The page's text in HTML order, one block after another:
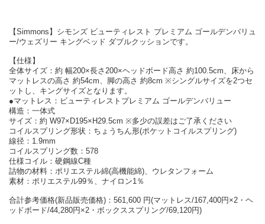
【Simmons】シモンズ ビューティレスト プレミアム ゴールデンバリュ
ー/ウェズリー キングベッド ダブルクッションです。
【仕様】
全体サイズ：約 幅200×長さ200×ヘッドボード高さ 約100.5cm、床から
マットレスの高さ 約54cm、脚の高さ 約8cm ※シングルサイズを2つセ
ットし、キングサイズとなります。
●マットレス：ビューティレストプレミアム ゴールデンバリュー
構造：一体式
サイズ：約 W97×D195×H29.5cm ※多少の誤差はご了承ください
コイルスプリング形状：ちょうちん形(ポケットコイルスプリング)
線径：1.9mm
コイルスプリング数：578
仕様コイル：硬鋼線C種
詰物の材料：ポリエステル綿(高機能綿)、ウレタンフォーム
素材：ポリエステル99％、ナイロン1％
合計参考価格(新品販売価格)：561,600 円(マットレス/167,400円×2・ヘ
ッドボード/44,280円×2・ボックススプリング/69,120円)